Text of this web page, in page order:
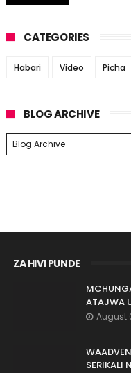
CATEGORIES
Habari Video Picha
BLOG ARCHIVE
ZA HIVI PUNDE
ATAJWA
August
SERIKALI